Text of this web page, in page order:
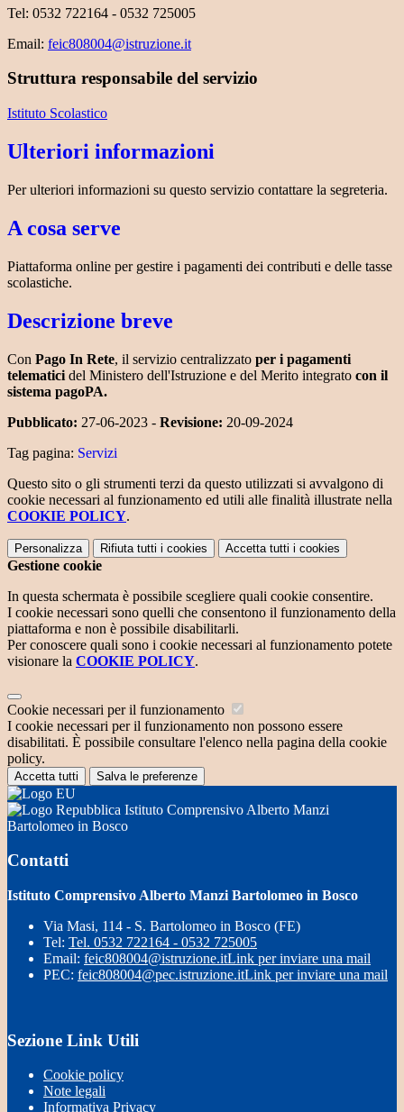
Tel: 0532 722164 - 0532 725005
Email: feic808004@istruzione.it
Struttura responsabile del servizio
Istituto Scolastico
Ulteriori informazioni
Per ulteriori informazioni su questo servizio contattare la segreteria.
A cosa serve
Piattaforma online per gestire i pagamenti dei contributi e delle tasse
scolastiche.
Descrizione breve
Con Pago In Rete, il servizio centralizzato per i pagamenti
telematici del Ministero dell'Istruzione e del Merito integrato con il
sistema pagoPA.
Pubblicato: 27-06-2023 - Revisione: 20-09-2024
Tag pagina: Servizi
Questo sito o gli strumenti terzi da questo utilizzati si avvalgono di
cookie necessari al funzionamento ed utili alle finalità illustrate nella
COOKIE POLICY.
Personalizza Rifiuta tutti i cookies Accetta tutti i cookies
Gestione cookie
In questa schermata è possibile scegliere quali cookie consentire.
I cookie necessari sono quelli che consentono il funzionamento della
piattaforma e non è possibile disabilitarli.
Per conoscere quali sono i cookie necessari al funzionamento potete
visionare la COOKIE POLICY.
Cookie necessari per il funzionamento
I cookie necessari per il funzionamento non possono essere
disabilitati. È possibile consultare l'elenco nella pagina della cookie
policy.
Accetta tutti Salva le preferenze
Istituto Comprensivo Alberto Manzi
Bartolomeo in Bosco
Contatti
Istituto Comprensivo Alberto Manzi Bartolomeo in Bosco
Via Masi, 114 - S. Bartolomeo in Bosco (FE)
Tel: Tel. 0532 722164 - 0532 725005
Email: feic808004@istruzione.itLink per inviare una mail
PEC: feic808004@pec.istruzione.itLink per inviare una mail
Sezione Link Utili
Cookie policy
Note legali
Informativa Privacy